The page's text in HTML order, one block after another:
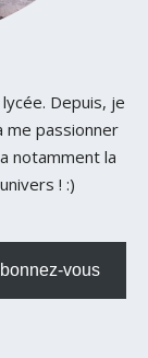
Depuis, je
me passionner
notamment la
! :)
vous